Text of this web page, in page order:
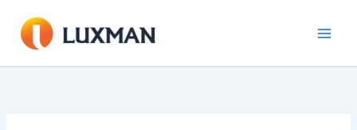
Inhalt
springen